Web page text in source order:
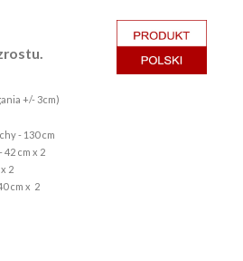
+/- 3cm)
- 130 cm
42 cm x 2
2
cm x 2